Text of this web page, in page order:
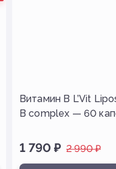
Витамин B L’Vit
B complex — 60
1 790 ₽ 2 990₽